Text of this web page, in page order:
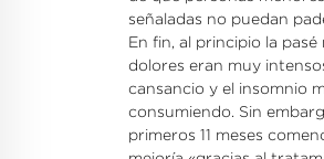
señaladas no puedan
En fin, al principio la pasé
dolores eran muy
cansancio y el insomnio
consumiendo. Sin
primeros 11 meses